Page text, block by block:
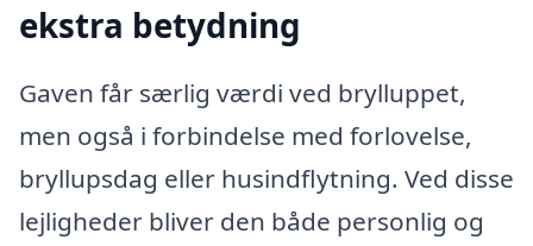
ekstra betydning
Gaven får særlig værdi ved brylluppet,
men også i forbindelse med forlovelse,
bryllupsdag eller husindflytning. Ved disse
lejligheder bliver den både personlig og